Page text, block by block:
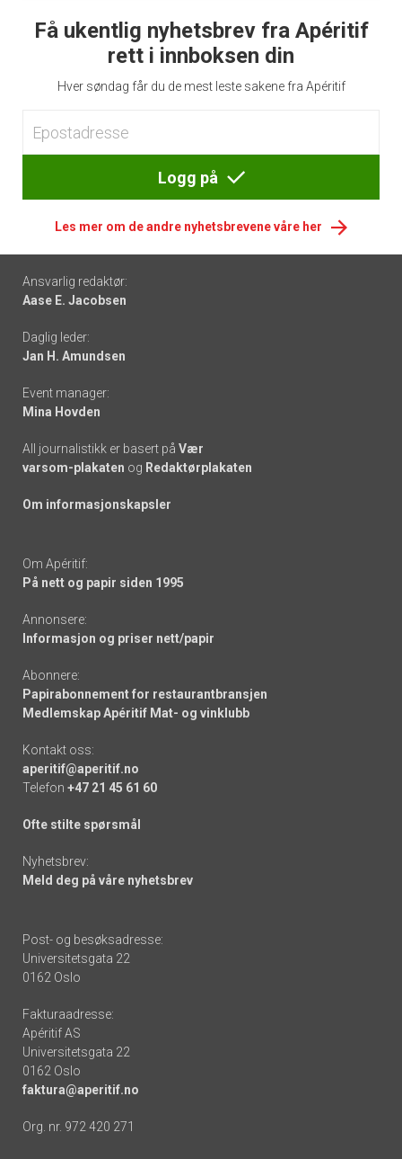
Få ukentlig nyhetsbrev fra Apéritif
rett i innboksen din
Hver søndag får du de mest leste sakene fra Apéritif
Logg på
Les mer om de andre nyhetsbrevene våre her
Footer
-
links
Ansvarlig redaktør:
Aase E. Jacobsen
Daglig leder:
Jan H. Amundsen
Event manager:
Mina Hovden
All journalistikk er basert på Vær
varsom-plakaten og Redaktørplakaten
Om informasjonskapsler
Om Apéritif:
På nett og papir siden 1995
Annonsere:
Informasjon og priser nett/papir
Abonnere:
Papirabonnement for restaurantbransjen
Medlemskap Apéritif Mat- og vinklubb
Kontakt oss:
aperitif@aperitif.no
Telefon +47 21 45 61 60
Ofte stilte spørsmål
Nyhetsbrev:
Meld deg på våre nyhetsbrev
Post- og besøksadresse:
Universitetsgata 22
0162 Oslo
Fakturaadresse:
Apéritif AS
Universitetsgata 22
0162 Oslo
faktura@aperitif.no
Org. nr. 972 420 271